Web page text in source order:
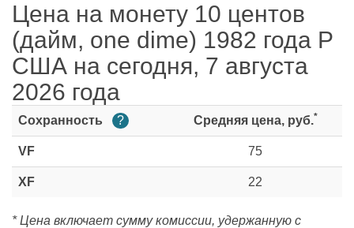
Цена на монету 10 центов
(дайм, one dime) 1982 года P
США на сегодня, 7 августа
2026 года
Сохранность ? Средняя цена, руб.*
VF 75
XF 22
* Цена включает сумму комиссии, удержанную с